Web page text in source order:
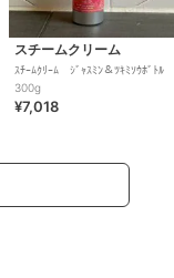
スチームクリーム
ｽﾁｰﾑｸﾘｰﾑ ｼﾞｬｽﾐﾝ＆ﾂｷﾐｿｳﾎﾞﾄﾙ
300g
¥7,018